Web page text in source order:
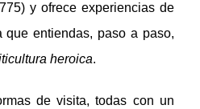
y ofrece experiencias de
que entiendas, paso a paso,
heroica.
de visita, todas con un